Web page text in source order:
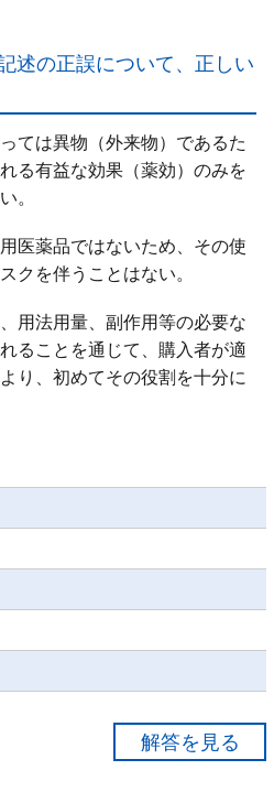
述の正誤について、正しい
ては異物（外来物）であるた
る有益な効果（薬効）のみを
。
医薬品ではないため、その使
クを伴うことはない。
用法用量、副作用等の必要な
ることを通じて、購入者が適
り、初めてその役割を十分に